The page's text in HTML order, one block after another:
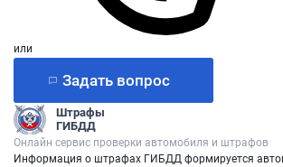
или
Задать вопрос
Штрафы
ГИБДД
Онлайн сервис проверки автомобиля и штрафов
Информация о штрафах ГИБДД формируется